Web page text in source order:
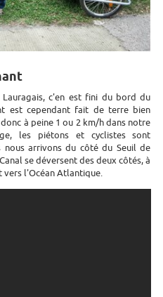
c'en est fini du bord du
est cependant fait de terre bien
à peine 1 ou 2 km/h dans notre
les piétons et cyclistes sont
nous arrivons du côté du Seuil de
se déversent des deux côtés, à
vers l'Océan Atlantique.